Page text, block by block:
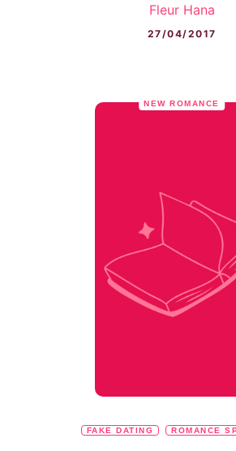
Fleur Hana
27/04/2017
NEW ROMANCE
FAKE DATING ROMANCE